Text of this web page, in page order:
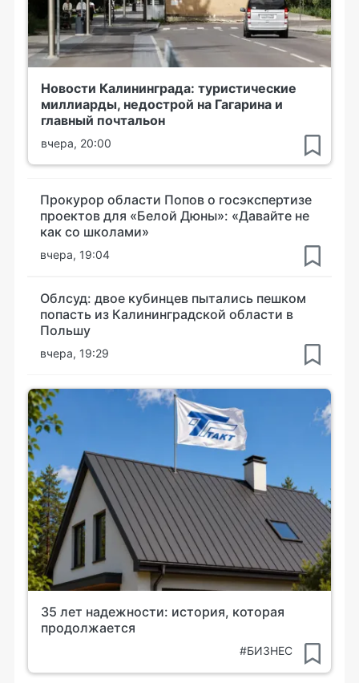
Новости Калининграда: туристические
миллиарды, недострой на Гагарина и
главный почтальон
вчера, 20:00
Прокурор области Попов о госэкспертизе
проектов для «Белой Дюны»: «Давайте не
как со школами»
вчера, 19:04
Облсуд: двое кубинцев пытались пешком
попасть из Калининградской области в
Польшу
вчера, 19:29
35 лет надежности: история, которая
продолжается
#БИЗНЕС